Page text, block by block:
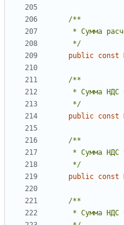
     */
public const
     */
public const
     */
public const